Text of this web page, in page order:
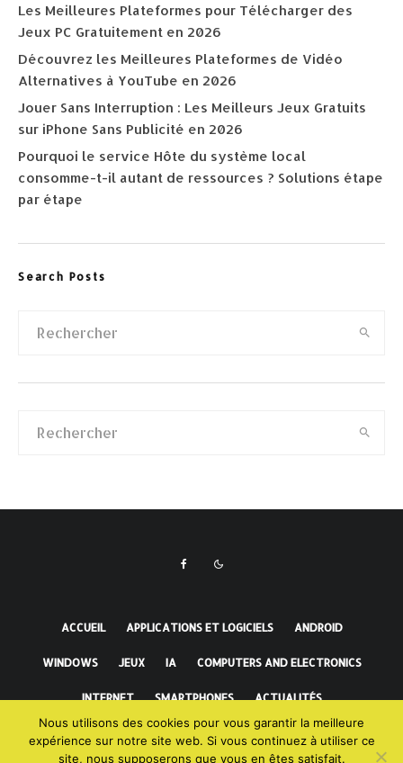
Les Meilleures Plateformes pour Télécharger des
Jeux PC Gratuitement en 2026
Découvrez les Meilleures Plateformes de Vidéo
Alternatives à YouTube en 2026
Jouer Sans Interruption : Les Meilleurs Jeux Gratuits
sur iPhone Sans Publicité en 2026
Pourquoi le service Hôte du système local
consomme-t-il autant de ressources ? Solutions étape
par étape
Search Posts
ACCUEIL APPLICATIONS ET LOGICIELS ANDROID
WINDOWS JEUX IA COMPUTERS AND ELECTRONICS
INTERNET SMARTPHONES ACTUALITÉS
FAITS INCROYABLES
Nous utilisons des cookies pour vous garantir la meilleure
expérience sur notre site web. Si vous continuez à utiliser ce
site, nous supposerons que vous en êtes satisfait.